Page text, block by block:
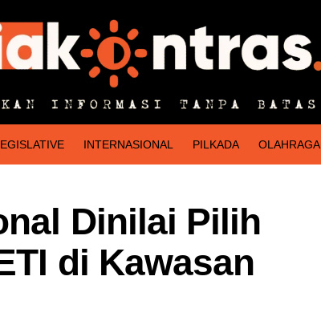
INTERNASIONAL PILKADA OLAHRAGA
Dinilai Pilih
di Kawasan